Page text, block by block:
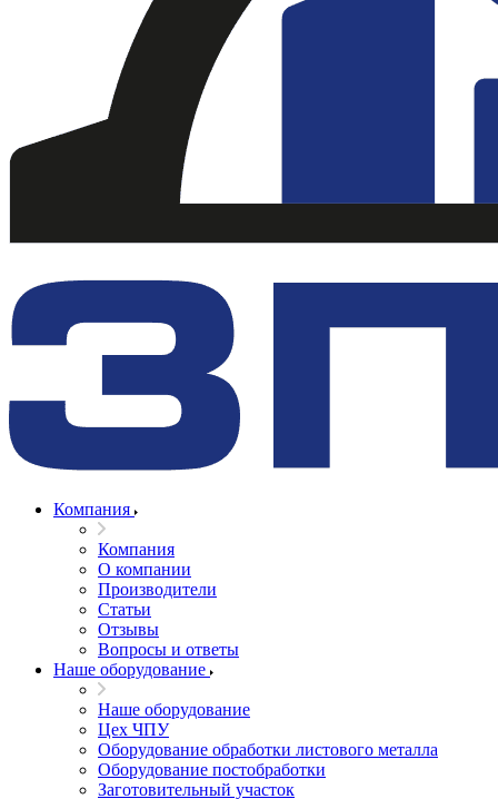
Компания
Компания
О компании
Производители
Статьи
Отзывы
Вопросы и ответы
Наше оборудование
Наше оборудование
Цех ЧПУ
Оборудование обработки листового металла
Оборудование постобработки
Заготовительный участок